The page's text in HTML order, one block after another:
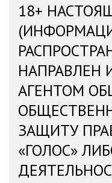
18+
НАПРАВЛЕН
АГЕНТОМ
ЗАЩИТУ
«ГОЛОС»